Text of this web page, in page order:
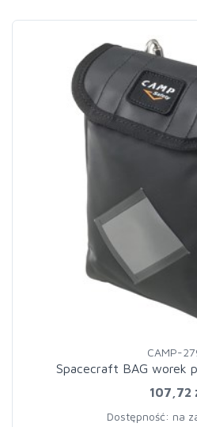
CAMP-
Spacecraft BAG worek
107,72
Dostępność: na